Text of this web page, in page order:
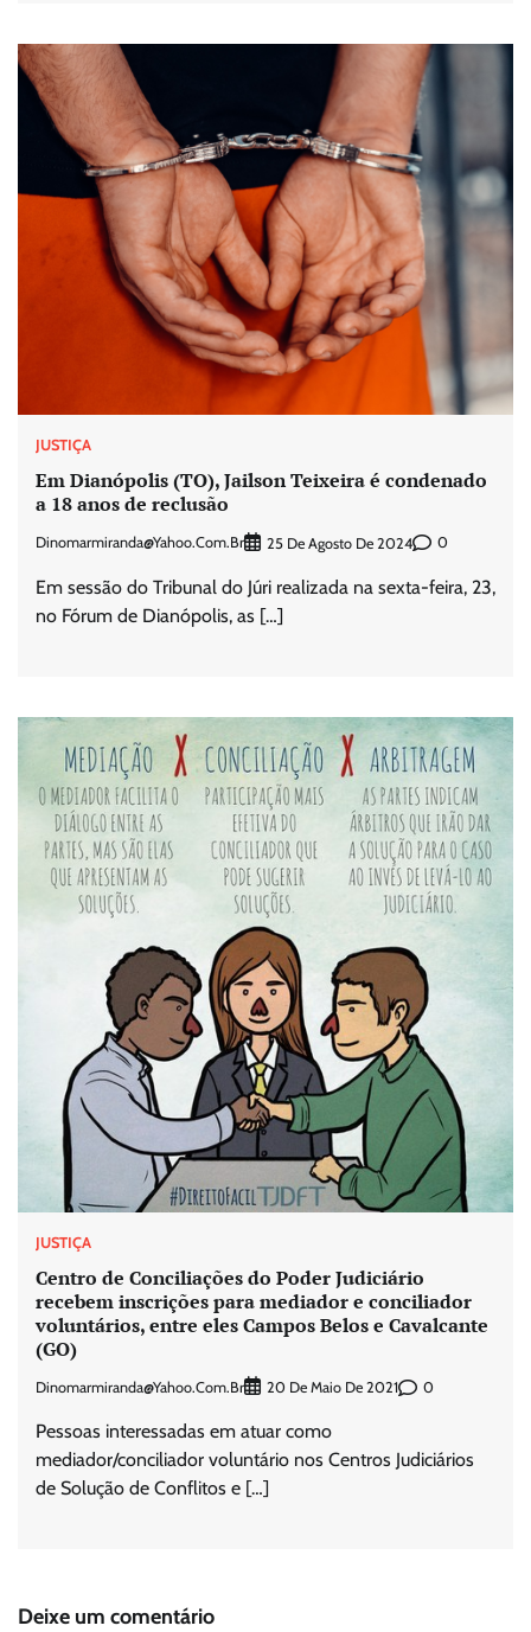
JUSTIÇA
Em Dianópolis (TO), Jailson Teixeira é condenado
a 18 anos de reclusão
Dinomarmiranda@yahoo.com.br 25 De Agosto De 2024 0
Em sessão do Tribunal do Júri realizada na sexta-feira, 23,
no Fórum de Dianópolis, as […]
JUSTIÇA
Centro de Conciliações do Poder Judiciário
recebem inscrições para mediador e conciliador
voluntários, entre eles Campos Belos e Cavalcante
(GO)
Dinomarmiranda@yahoo.com.br 20 De Maio De 2021 0
Pessoas interessadas em atuar como
mediador/conciliador voluntário nos Centros Judiciários
de Solução de Conflitos e […]
Deixe um comentário